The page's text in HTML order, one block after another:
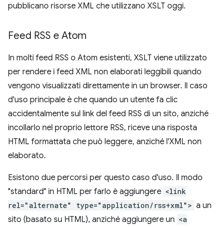
pubblicano risorse XML che utilizzano XSLT oggi.
Feed RSS e Atom
In molti feed RSS o Atom esistenti, XSLT viene utilizzato
per rendere i feed XML non elaborati leggibili quando
vengono visualizzati direttamente in un browser. Il caso
d'uso principale è che quando un utente fa clic
accidentalmente sul link del feed RSS di un sito, anziché
incollarlo nel proprio lettore RSS, riceve una risposta
HTML formattata che può leggere, anziché l'XML non
elaborato.
Esistono due percorsi per questo caso d'uso. Il modo
"standard" in HTML per farlo è aggiungere <link
rel="alternate" type="application/rss+xml"> a un
sito (basato su HTML), anziché aggiungere un <a